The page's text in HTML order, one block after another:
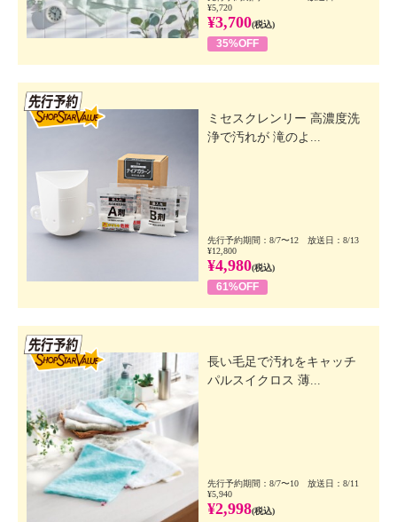
¥5,720
¥3,700(税込)
35%OFF
ミセスクレンリー 高濃度洗
浄で汚れが 滝のよ...
先行予約期間：8/7〜12 放送日：8/13
¥12,800
¥4,980(税込)
61%OFF
長い毛足で汚れをキャッチ
パルスイクロス 薄...
先行予約期間：8/7〜10 放送日：8/11
¥5,940
¥2,998(税込)